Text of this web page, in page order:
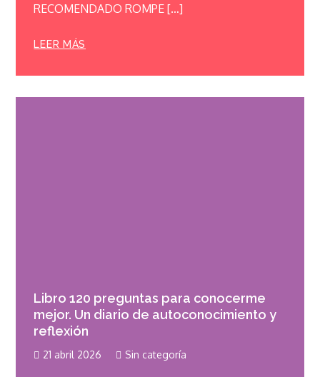
RECOMENDADO ROMPE […]
LEER MÁS
Libro 120 preguntas para conocerme
mejor. Un diario de autoconocimiento y
reflexión
21 abril 2026 Sin categoría